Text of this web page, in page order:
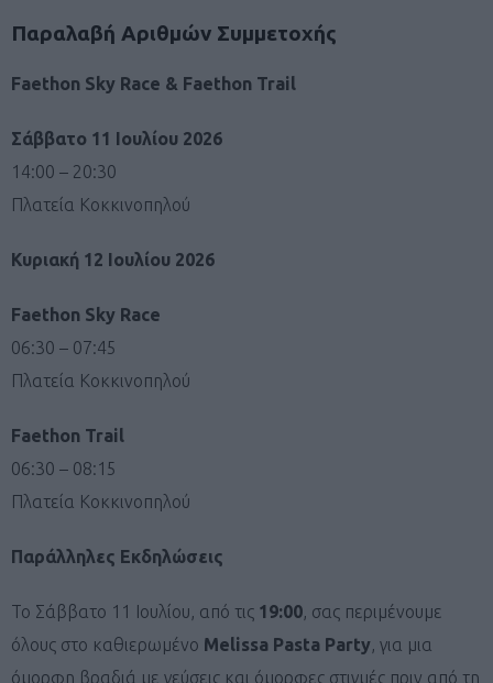
Παραλαβή Αριθμών Συμμετοχής
Faethon Sky Race & Faethon Trail
Σάββατο 11 Ιουλίου 2026
14:00 – 20:30
Πλατεία Κοκκινοπηλού
Κυριακή 12 Ιουλίου 2026
Faethon Sky Race
06:30 – 07:45
Πλατεία Κοκκινοπηλού
Faethon Trail
06:30 – 08:15
Πλατεία Κοκκινοπηλού
Παράλληλες Εκδηλώσεις
Το Σάββατο 11 Ιουλίου, από τις 19:00, σας περιμένουμε
όλους στο καθιερωμένο Melissa Pasta Party, για μια
όμορφη βραδιά με γεύσεις και όμορφες στιγμές πριν από τη